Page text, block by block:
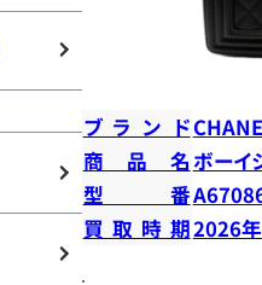
ブランド
商品名ボーイ
型番
買取時期2026